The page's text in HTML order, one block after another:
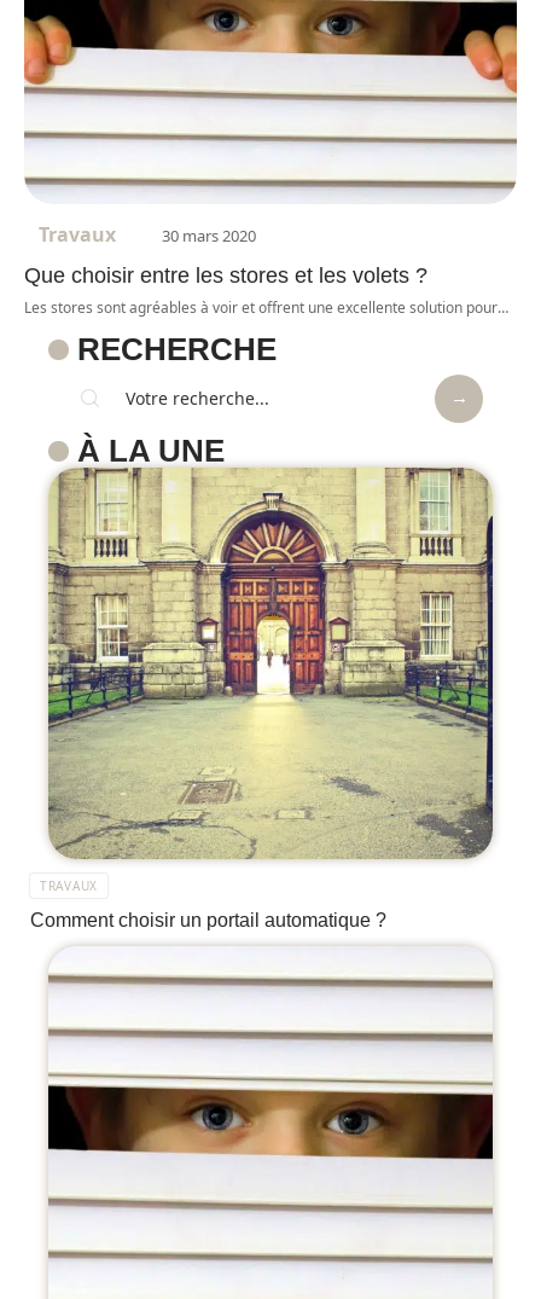
Travaux 30 mars 2020
Que choisir entre les stores et les volets ?
Les stores sont agréables à voir et offrent une excellente solution pour…
RECHERCHE
À LA UNE
TRAVAUX
Comment choisir un portail automatique ?